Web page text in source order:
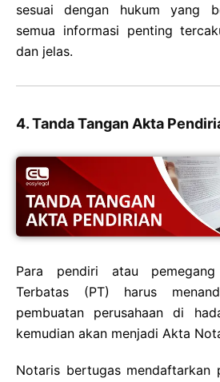
sesuai dengan hukum yang
semua informasi penting
dan jelas.
4. Tanda Tangan Akta
Para pendiri atau
Terbatas (PT) harus
pembuatan perusahaan di
kemudian akan menjadi Akta
Notaris bertugas mendaftarkan